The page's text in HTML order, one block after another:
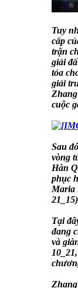
Tuy
cấp
trận
giải
tỏa
giải
cuộc
Sau
vòng
Hàn
phục
Maria
Tại
đang
và